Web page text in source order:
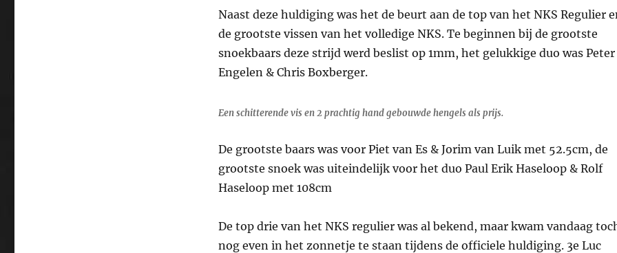
Naast deze huldiging was het de beurt aan de top van het NKS Regulier
de grootste vissen van het volledige NKS. Te beginnen bij de grootste
snoekbaars deze strijd werd beslist op 1mm, het gelukkige duo was Peter
Engelen & Chris Boxberger.
Een schitterende vis en 2 prachtig hand gebouwde hengels als prijs.
De grootste baars was voor Piet van Es & Jorim van Luik met 52.5cm, de
grootste snoek was uiteindelijk voor het duo Paul Erik Haseloop & Rolf
Haseloop met 108cm
De top drie van het NKS regulier was al bekend, maar kwam vandaag
nog even in het zonnetje te staan tijdens de officiele huldiging. 3e Luc